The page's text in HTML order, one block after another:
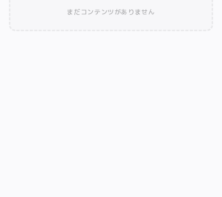
まだコンテンツがありません